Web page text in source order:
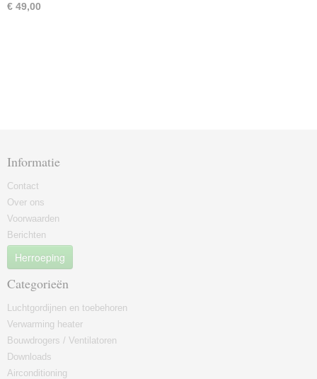
€ 49,00
Informatie
Contact
Over ons
Voorwaarden
Berichten
Herroeping
Categorieën
Luchtgordijnen en toebehoren
Verwarming heater
Bouwdrogers / Ventilatoren
Downloads
Airconditioning